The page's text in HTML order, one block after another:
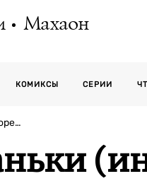
Махаон
КОМИКСЫ СЕРИИ